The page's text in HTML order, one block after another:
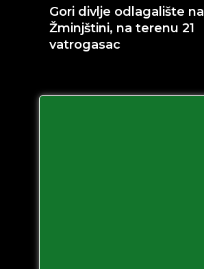
Gori divlje odlagalište na
Žminjštini, na terenu 21
vatrogasac